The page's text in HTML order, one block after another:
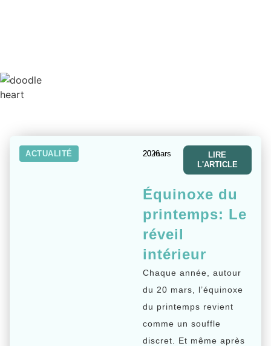
ACTUALITÉ 20 mars 2026
LIRE
L'ARTICLE
Équinoxe du
printemps: Le
réveil
intérieur
Chaque année, autour
du 20 mars, l’équinoxe
du printemps revient
comme un souffle
discret. Et même après